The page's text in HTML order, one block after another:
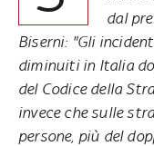
dal
Biserni: "Gli
diminuiti in Italia
del Codice della
invece che sulle
persone, più del